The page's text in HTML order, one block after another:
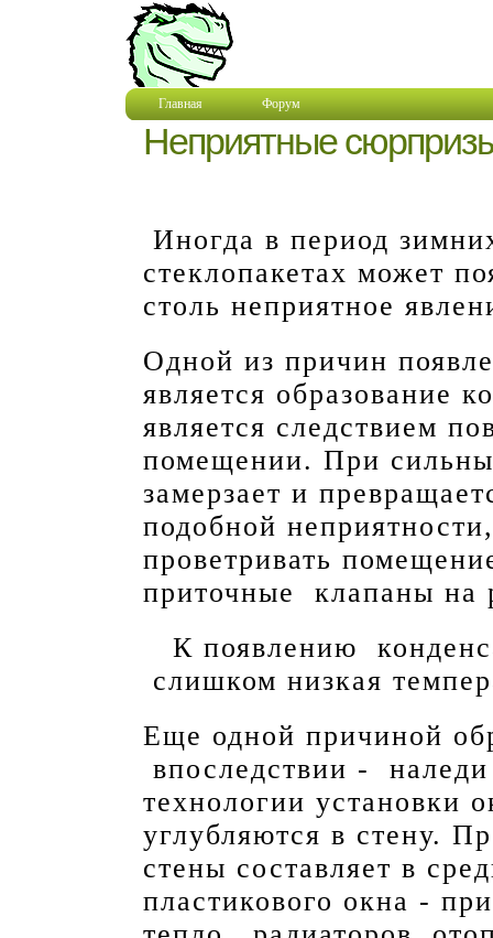
Главная Форум
Неприятные
Иногда в период
стеклопакетах может
столь неприятное
Одной из причин
является образование
является следствием
помещении. При
замерзает и
подобной
проветривать
приточные клапаны на
К появлению
слишком низкая
Еще одной причиной
впоследствии -
технологии установки
углубляются в стену.
стены составляет в
пластикового окна -